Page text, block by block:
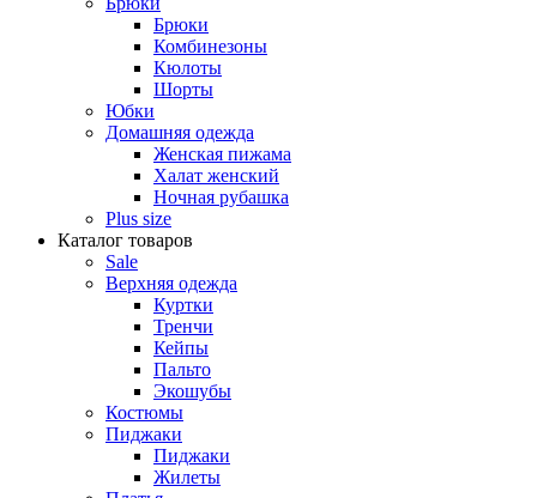
Брюки
Комбинезоны
Кюлоты
Шорты
Юбки
Домашняя одежда
Женская пижама
Халат женский
Ночная рубашка
Plus size
Каталог товаров
Sale
Верхняя одежда
Куртки
Тренчи
Кейпы
Пальто
Экошубы
Костюмы
Пиджаки
Пиджаки
Жилеты